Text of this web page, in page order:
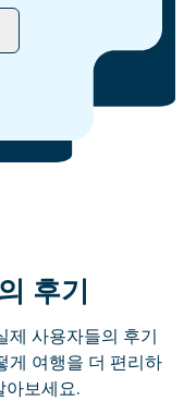
후기
사용자들의 후기
게 여행을 더 편리하
아보세요.